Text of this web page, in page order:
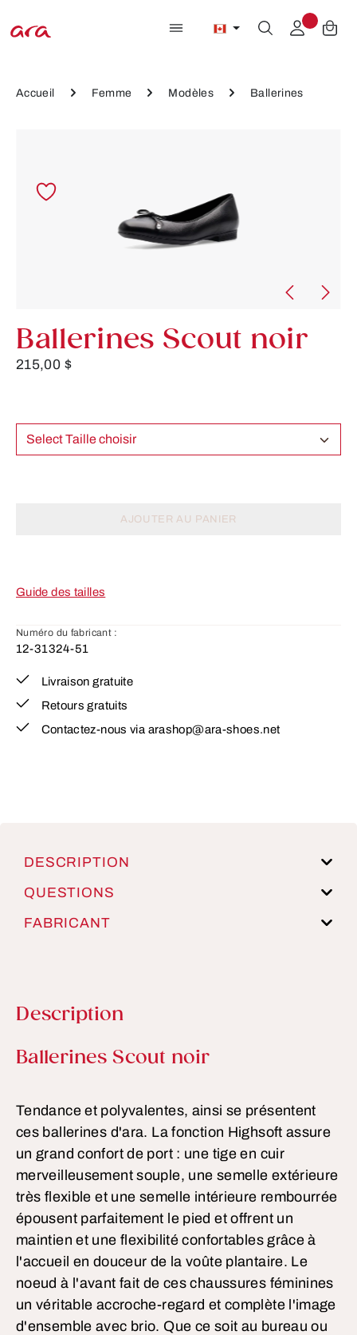
Passer au contenu principal
Accueil Femme Modèles Ballerines
Ballerines Scout noir
215,00 $
Select Taille choisir
AJOUTER AU PANIER
Guide des tailles
Numéro du fabricant :
12-31324-51
Livraison gratuite
Retours gratuits
Contactez-nous via arashop@ara-shoes.net
DESCRIPTION
QUESTIONS
FABRICANT
Description
Informations sur le produit
Ballerines Scout noir
Tendance et polyvalentes, ainsi se présentent
ces ballerines d'ara. La fonction Highsoft assure
un grand confort de port : une tige en cuir
merveilleusement souple, une semelle extérieure
très flexible et une semelle intérieure rembourrée
épousent parfaitement le pied et offrent un
maintien et une flexibilité confortables grâce à
l'accueil en douceur de la voûte plantaire. Le
noeud à l'avant fait de ces chaussures féminines
un véritable accroche-regard et complète l'image
d'ensemble avec brio. Que ce soit au bureau ou